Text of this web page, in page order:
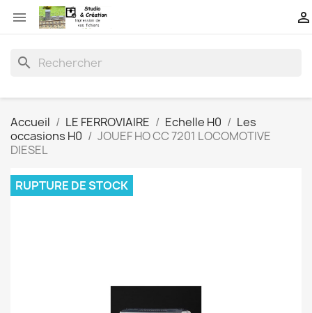
 
search
Accueil LE FERROVIAIRE Echelle H0
Les
occasions H0
JOUEF HO CC 7201 LOCOMOTIVE
DIESEL
RUPTURE DE STOCK